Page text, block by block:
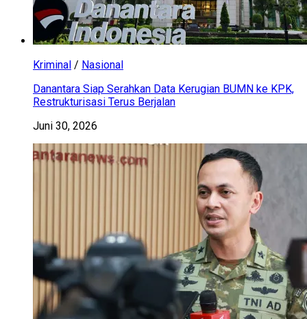
Kriminal / Nasional
Danantara Siap Serahkan Data Kerugian BUMN ke KPK,
Restrukturisasi Terus Berjalan
Juni 30, 2026